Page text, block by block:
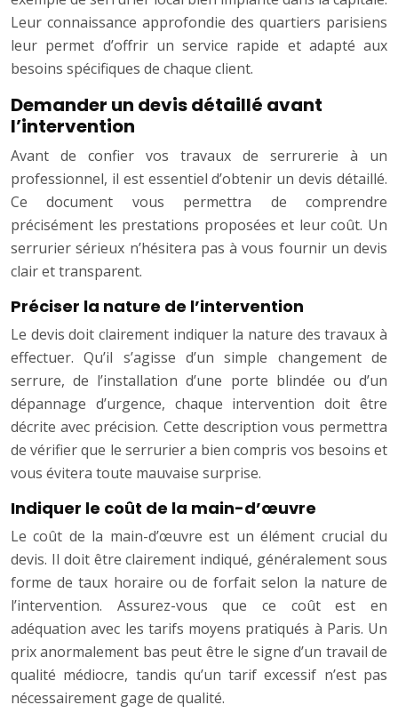
Leur connaissance approfondie des quartiers parisiens
leur permet d’offrir un service rapide et adapté aux
besoins spécifiques de chaque client.
Demander un devis détaillé avant
l’intervention
Avant de confier vos travaux de serrurerie à un
professionnel, il est essentiel d’obtenir un devis détaillé.
Ce document vous permettra de comprendre
précisément les prestations proposées et leur coût. Un
serrurier sérieux n’hésitera pas à vous fournir un devis
clair et transparent.
Préciser la nature de l’intervention
Le devis doit clairement indiquer la nature des travaux à
effectuer. Qu’il s’agisse d’un simple changement de
serrure, de l’installation d’une porte blindée ou d’un
dépannage d’urgence, chaque intervention doit être
décrite avec précision. Cette description vous permettra
de vérifier que le serrurier a bien compris vos besoins et
vous évitera toute mauvaise surprise.
Indiquer le coût de la main-d’œuvre
Le coût de la main-d’œuvre est un élément crucial du
devis. Il doit être clairement indiqué, généralement sous
forme de taux horaire ou de forfait selon la nature de
l’intervention. Assurez-vous que ce coût est en
adéquation avec les tarifs moyens pratiqués à Paris. Un
prix anormalement bas peut être le signe d’un travail de
qualité médiocre, tandis qu’un tarif excessif n’est pas
nécessairement gage de qualité.